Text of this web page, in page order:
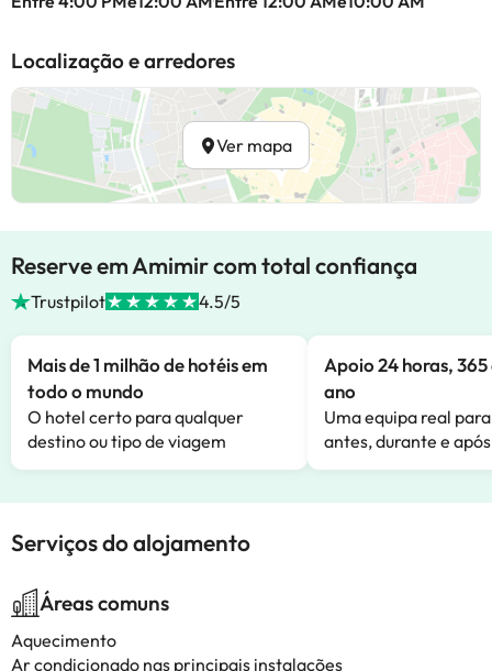
Localização e arredores
Ver mapa
Reserve em Amimir com total confiança
Trustpilot 4.5/5
Mais de 1 milhão de hotéis em
todo o mundo
O hotel certo para qualquer
destino ou tipo de viagem
Apoio 24 horas,
ano
Uma equipa real
antes, durante e
Serviços do alojamento
Áreas comuns
Aquecimento
Ar condicionado nas principais instalações